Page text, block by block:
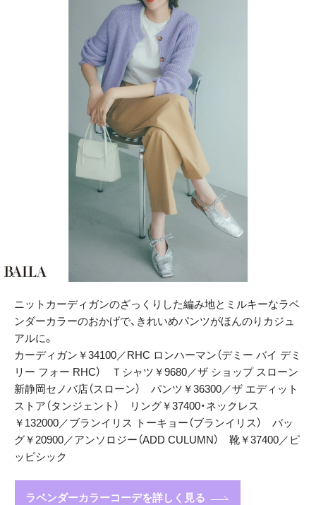
ニットカーディガンのざっくりした編み地とミルキーなラベ
ンダーカラーのおかげで、きれいめパンツがほんのりカジュ
アルに。
カーディガン￥34100／RHC ロンハーマン（デミー バイ デミ
リー フォー RHC） Ｔシャツ￥9680／ザ ショップ スローン
新静岡セノバ店（スローン） パンツ￥36300／ザ エディット
ストア（タンジェント） リング￥37400・ネックレス
￥132000／ブランイリス トーキョー（ブランイリス） バッ
グ￥20900／アンソロジー（ADD CULUMN） 靴￥37400／ピ
ッピシック
ラベンダーカラーコーデを詳しく見る